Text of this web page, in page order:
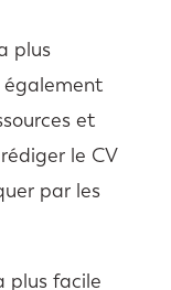
plus
également
et
le CV
par les
plus facile